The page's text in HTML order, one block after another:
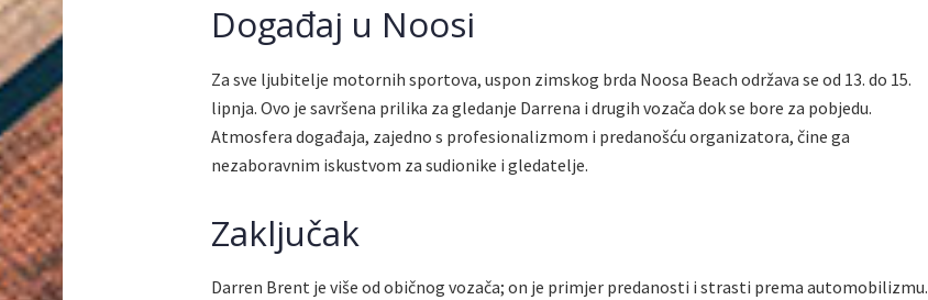
Događaj u Noosi
Za sve ljubitelje motornih sportova, uspon zimskog brda Noosa Beach održava se od 13. do 15.
lipnja. Ovo je savršena prilika za gledanje Darrena i drugih vozača dok se bore za pobjedu.
Atmosfera događaja, zajedno s profesionalizmom i predanošću organizatora, čine ga
nezaboravnim iskustvom za sudionike i gledatelje.
Zaključak
Darren Brent je više od običnog vozača; on je primjer predanosti i strasti prema automobilizmu.